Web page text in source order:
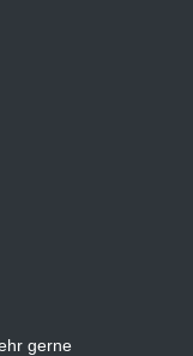
gerne